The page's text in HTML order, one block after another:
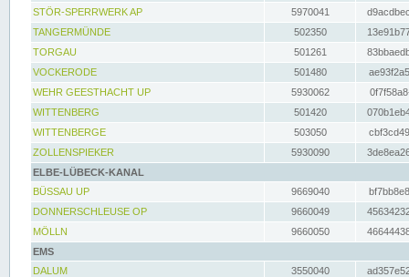
STÖR-SPERRWERK AP 5970041
TANGERMÜNDE
502350
TORGAU
501261
VOCKERODE
501480
WEHR GEESTHACHT UP
5930062
WITTENBERG
501420
WITTENBERGE
503050
ZOLLENSPIEKER
5930090
ELBE-LÜBECK-KANAL
BÜSSAU UP
9669040
DONNERSCHLEUSE OP
9660049
MÖLLN
9660050
EMS
DALUM
3550040